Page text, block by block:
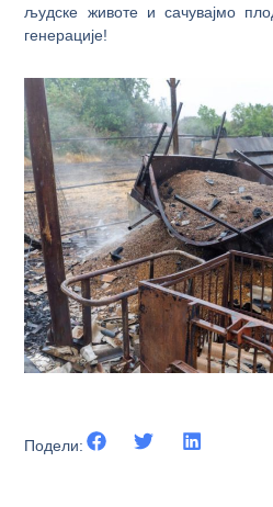
људске животе и сачувајмо
генерације!
Подели: